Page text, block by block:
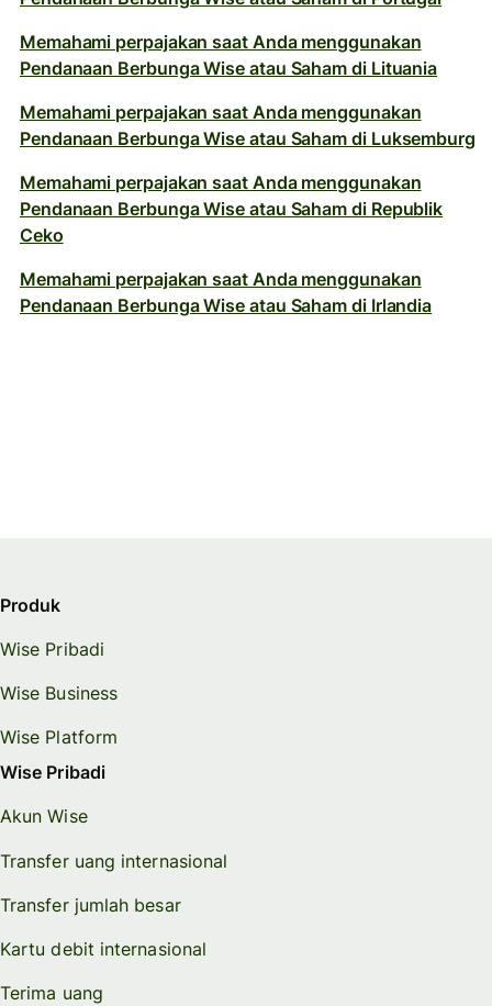
Memahami perpajakan saat Anda menggunakan
Pendanaan Berbunga Wise atau Saham di Lituania
Memahami perpajakan saat Anda menggunakan
Pendanaan Berbunga Wise atau Saham di Luksemburg
Memahami perpajakan saat Anda menggunakan
Pendanaan Berbunga Wise atau Saham di Republik
Ceko
Memahami perpajakan saat Anda menggunakan
Pendanaan Berbunga Wise atau Saham di Irlandia
Produk
Wise Pribadi
Wise Business
Wise Platform
Wise Pribadi
Akun Wise
Transfer uang internasional
Transfer jumlah besar
Kartu debit internasional
Terima uang